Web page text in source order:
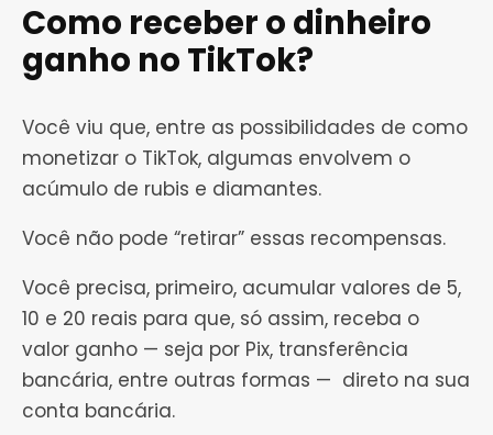
Como receber o dinheiro
ganho no TikTok?
Você viu que, entre as possibilidades de como
monetizar o TikTok, algumas envolvem o
acúmulo de rubis e diamantes.
Você não pode “retirar” essas recompensas.
Você precisa, primeiro, acumular valores de 5,
10 e 20 reais para que, só assim, receba o
valor ganho — seja por Pix, transferência
bancária, entre outras formas — direto na sua
conta bancária.